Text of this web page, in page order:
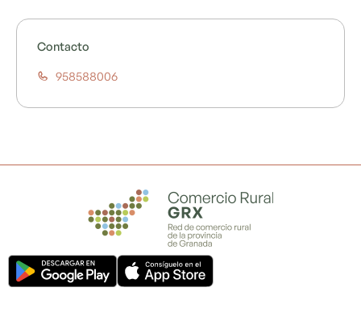
Contacto
958588006